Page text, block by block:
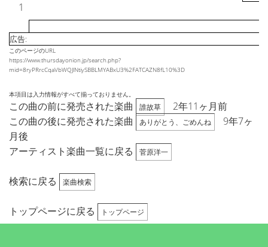
1
広告:
このページのURL
https://www.thursdayonion.jp/search.php?
mid=8ryPRrcCqaVbWQJlNtiySBBLMYABxU3%2FATCAZN8fL10%3D
本項目は入力情報がすべて揃っておりません。
この曲の前に発売された楽曲 誰故草
2年11ヶ月前
この曲の後に発売された楽曲
ありがとう、ごめんね
9年7ヶ
月後
アーティスト楽曲一覧に戻る
菅原洋一
検索に戻る 楽曲検索
トップページに戻る トップページ